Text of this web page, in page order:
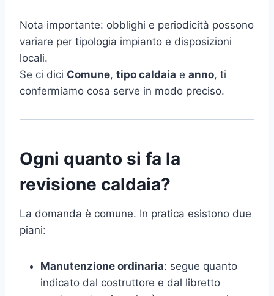
Nota importante: obblighi e periodicità possono
variare per tipologia impianto e disposizioni
locali.
Se ci dici Comune, tipo caldaia e anno, ti
confermiamo cosa serve in modo preciso.
Ogni quanto si fa la
revisione caldaia?
La domanda è comune. In pratica esistono due
piani:
Manutenzione ordinaria: segue quanto
indicato dal costruttore e dal libretto